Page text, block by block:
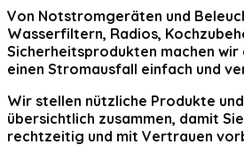
Von Notstromgeräten und
Wasserfiltern, Radios,
Sicherheitsprodukten machen
einen Stromausfall einfach und
Wir stellen nützliche Produkte
übersichtlich zusammen, damit
rechtzeitig und mit Vertrauen